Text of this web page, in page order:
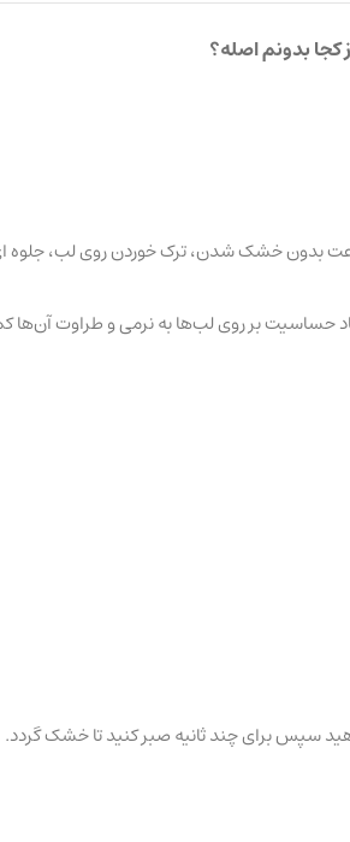
کجا بدونم اصله؟
مات تتو لوکسی ویسیج با ماندگاری طولانی، روکش مات و بافت سبک به سرعت روی لب خشک می
حساسیت بر روی لب‌ها به نرمی و طراوت
سپس برای چند ثانیه صبر کنید تا خشک گردد.